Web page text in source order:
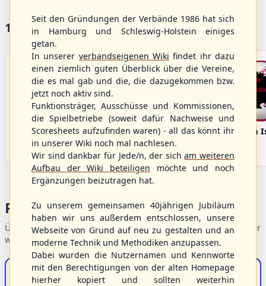
WBSC Europe
08:00 Uhr (€) Box-Score
Denmark vs. Lithuania
U-23 Baseball European
Championship B Pool 2026 - Group
Germany
WBSC Europe
08:00 Uhr(€)
U-23 Baseball European
Championship B Pool 2026 - Group
Spain
17 Vereine im S/HBV
Bargenstedt
Beavers
Elmshorn Alligators Fehmarn
Seit den Gründungen der Verbände 1986 hat sich
in Hamburg und Schleswig-Holstein einiges
getan.
In unserer verbandseigenen Wiki findet ihr dazu
einen ziemlich guten Überblick über die Vereine,
die es mal gab und die, die dazugekommen bzw.
jetzt noch aktiv sind.
Funktionsträger, Ausschüsse und Kommissionen,
die Spielbetriebe (soweit dafür Nachweise und
Scoresheets aufzufinden waren) - all das könnt ihr
in unserer Wiki noch mal nachlesen.
Wir sind dankbar für Jede/n, der sicham weiteren
Aufbau der Wiki beteiligen möchte und noch
Ergänzungen beizutragen hat.
Zu unserem gemeinsamen 40jährigen Jubiläum
haben wir uns außerdem entschlossen, unsere
Webseite von Grund auf neu zu gestalten und an
moderne Technik und Methodiken anzupassen.
Dabei wurden die Nutzernamen und Kennworte
mit den Berechtigungen von der alten Homepage
hierher kopiert und sollten weiterhin